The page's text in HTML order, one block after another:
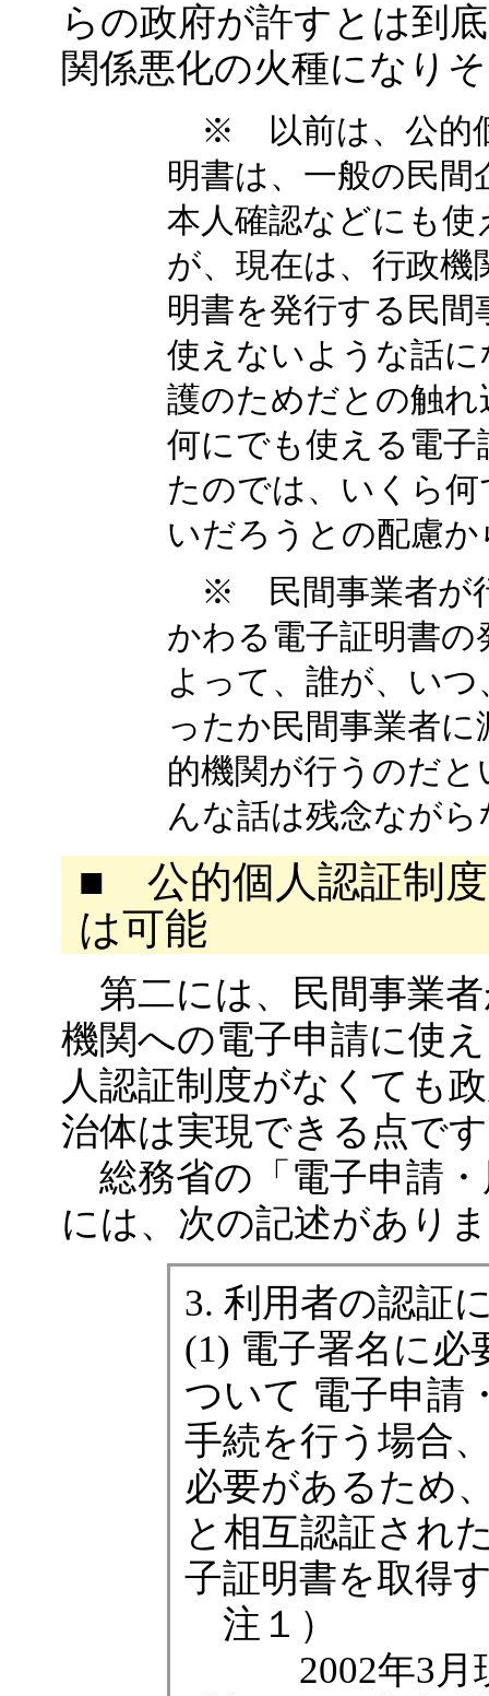
らの政府が許すとは到
関係悪化の火種になり
※ 以前は、公的個
明書は、一般の民
本人確認などにも
が、現在は、行政機
明書を発行する民
使えないような話
護のためだとの触
何にでも使える電
たのでは、いくら
いだろうとの配慮
※ 民間事業者が
かわる電子証明書
よって、誰が、い
ったか民間事業者
的機関が行うのだ
んな話は残念なが
■ 公的個人認証制
は可能
第二には、民間事業
機関への電子申請に使
人認証制度がなくても
治体は実現できる点で
総務省の「電子申請
には、次の記述があり
3. 利用者の認証
(1) 電子署名に必
ついて 電子申請
手続を行う場合
必要があるため
と相互認証され
子証明書を取得
注１）
2002年3月現